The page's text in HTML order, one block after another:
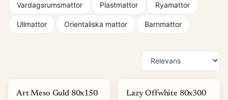
Vardagsrumsmattor Plastmattor Ryamattor
Ullmattor Orientaliska mattor Barnmattor
-90 %
Art Meso Guld 80x150
-
Lazy Offwhite 80x300